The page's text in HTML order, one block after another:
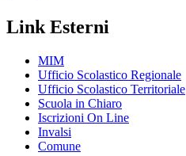
Link Esterni
MIM
Ufficio Scolastico Regionale
Ufficio Scolastico Territoriale
Scuola in Chiaro
Iscrizioni On Line
Invalsi
Comune